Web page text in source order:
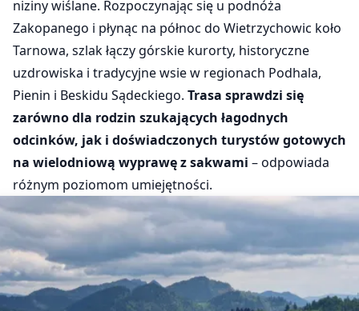
niziny wiślane. Rozpoczynając się u podnóża
Zakopanego i płynąc na północ do Wietrzychowic koło
Tarnowa, szlak łączy górskie kurorty, historyczne
uzdrowiska i tradycyjne wsie w regionach Podhala,
Pienin i Beskidu Sądeckiego. Trasa sprawdzi się
zarówno dla rodzin szukających łagodnych
odcinków, jak i doświadczonych turystów gotowych
na wielodniową wyprawę z sakwami – odpowiada
różnym poziomom umiejętności.